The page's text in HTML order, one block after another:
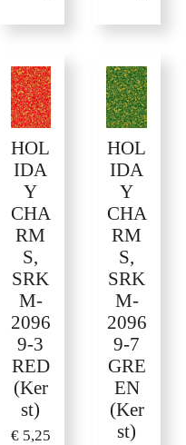
HOL
IDA
Y
CHA
RM
S,
SRK
M-
2096
9-3
RED
(Ker
st)
€ 5,25
HOL
IDA
Y
CHA
RM
S,
SRK
M-
2096
9-7
GRE
EN
(Ker
st)